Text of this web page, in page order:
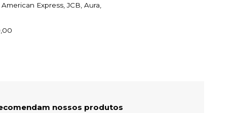
Express, JCB, Aura,
nossos produtos